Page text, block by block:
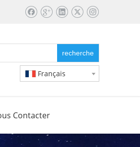
recherche
Français
Contacter